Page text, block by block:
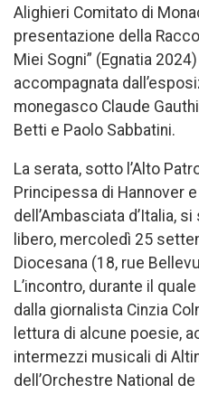
Alighieri Comitato di
presentazione della
Miei Sogni” (Egnatia
accompagnata
monegasco Claude
Betti e Paolo Sabbatini.
La serata, sotto l’Alto
Principessa di Hannover
dell’Ambasciata d’Italia,
libero, mercoledì 25
Diocesana (18, rue
L’incontro, durante il
dalla giornalista Cinzia
lettura di alcune poesie,
intermezzi musicali di
dell’Orchestre National